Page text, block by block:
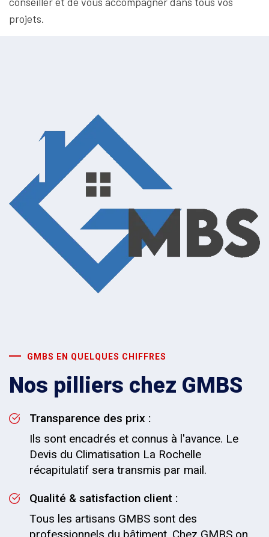
projets.
GMBS EN QUELQUES CHIFFRES
Nos pilliers chez GMBS
Transparence des prix :
Ils sont encadrés et connus à l'avance. Le
Devis du Climatisation La Rochelle
récapitulatif sera transmis par mail.
Qualité & satisfaction client :
Tous les artisans GMBS sont des